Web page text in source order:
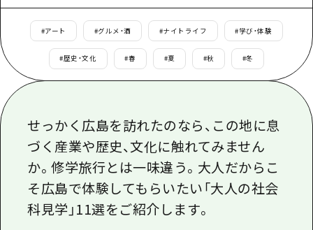
グルメ・酒
サイクリング
ショッピング
ナイトライフ
世界遺産
学び・体験
定番
あたらしい非日常
広島市周辺
安芸
備北
芸北
宮島周辺
山口県東部
広島市周辺
安芸
備後
芸北
宮島周辺
山口県東部
愛媛県
旬情報
お役立ち情報
アクセス
二次交通まとめ
施設の混雑状況のお知らせ
お得な周遊チケット
新着情報
お問い合わせ
#アート #グルメ・酒 #ナイトライフ #学び・体験
#歴史・文化 #春 #夏 #秋 #冬
せっかく広島を訪れたのなら、この地に息
づく産業や歴史、文化に触れてみません
か。修学旅行とは一味違う。大人だからこ
そ広島で体験してもらいたい「大人の社会
科見学」11選をご紹介します。